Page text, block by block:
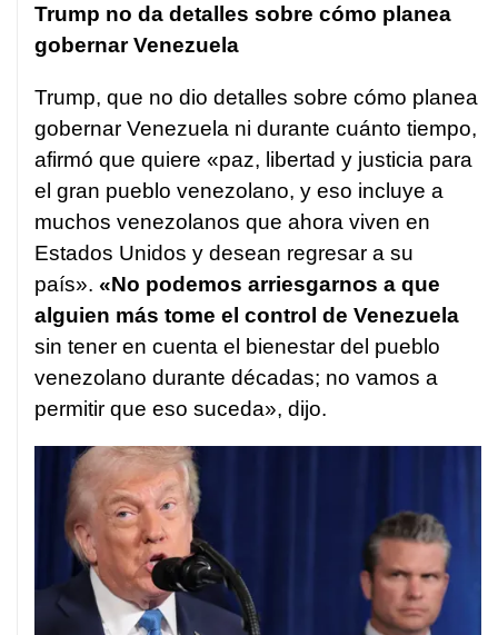
Trump no da detalles sobre cómo planea
gobernar Venezuela
Trump, que no dio detalles sobre cómo planea
gobernar Venezuela ni durante cuánto tiempo,
afirmó que quiere «paz, libertad y justicia para
el gran pueblo venezolano, y eso incluye a
muchos venezolanos que ahora viven en
Estados Unidos y desean regresar a su
país». «No podemos arriesgarnos a que
alguien más tome el control de Venezuela
sin tener en cuenta el bienestar del pueblo
venezolano durante décadas; no vamos a
permitir que eso suceda», dijo.